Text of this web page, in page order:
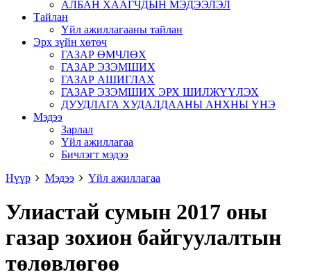
АЛБАН ХААГЧДЫН МЭДЭЭЛЭЛ
Тайлан
Үйл ажиллагааны тайлан
Эрх зүйн хөтөч
ГАЗАР ӨМЧЛӨХ
ГАЗАР ЭЗЭМШИХ
ГАЗАР АШИГЛАХ
ГАЗАР ЭЗЭМШИХ ЭРХ ШИЛЖҮҮЛЭХ
ДУУДЛАГА ХУДАЛДААНЫ АНХНЫ ҮНЭ
Мэдээ
Зарлал
Үйл ажиллагаа
Бичлэгт мэдээ
Нүүр
Мэдээ Үйл ажиллагаа
Улиастай сумын 2017 оны
газар зохион байгуулалтын
төлөвлөгөө